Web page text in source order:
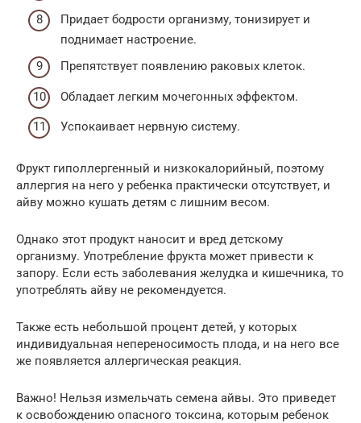
Придает бодрости организму, тонизирует и
поднимает настроение.
Препятствует появлению раковых клеток.
Обладает легким мочегонных эффектом.
Успокаивает нервную систему.
Фрукт гиполлергенный и низкокалорийный, поэтому
аллергия на него у ребенка практически отсутствует, и
айву можно кушать детям с лишним весом.
Однако этот продукт наносит и вред детскому
организму. Употребление фрукта может привести к
запору. Если есть заболевания желудка и кишечника, то
употреблять айву не рекомендуется.
Также есть небольшой процент детей, у которых
индивидуальная непереносимость плода, и на него все
же появляется аллергическая реакция.
Важно! Нельзя измельчать семена айвы. Это приведет
к освобождению опасного токсина, которым ребенок